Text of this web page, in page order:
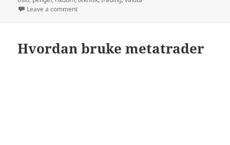
Leave a commenton Teknisk analyse Gull del 3; 14.nov.08
Hvordan bruke metatrader